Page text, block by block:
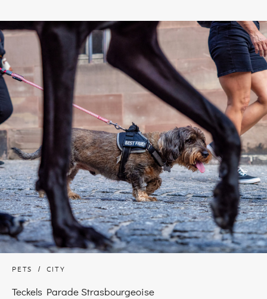
PETS CITY
Teckels Parade Strasbourgeoise